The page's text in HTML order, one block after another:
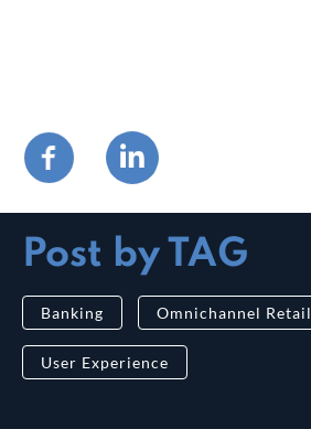
Post by TAG
Banking Omnichannel Retail
User Experience